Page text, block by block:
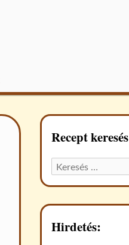
Recept keresés
Keresett
recept:
Hirdetés: